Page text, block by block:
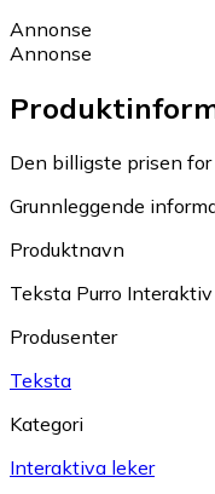
Annonse
Annonse
Den billigste prisen
Grunnleggende
Produktnavn
Teksta Purro
Produsenter
Teksta
Kategori
Interaktiva leker